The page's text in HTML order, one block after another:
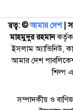
স্বত্ব: ©️আমার দেশ|
মাহমুদুর রহমানকর্তৃক
ইসলাম অ্যাভিনিউ,
আমার দেশ
শিল্প
সম্পাদকীয় ও